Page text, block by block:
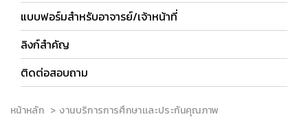
แบบฟอร์มสำหรับอาจารย์/เจ้าหน้าที่
ลิงก์สำคัญ
ติดต่อสอบถาม
หน้าหลัก
งานบริการการศึกษาเเละประกันคุณภาพ